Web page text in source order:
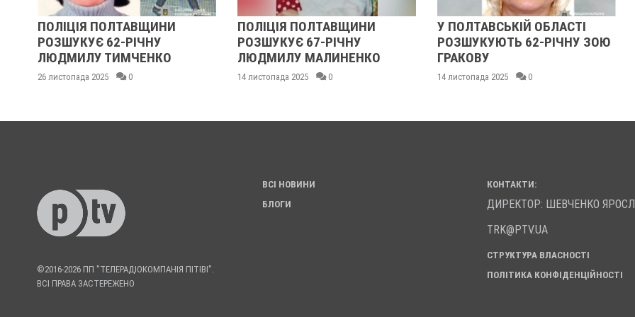
РІЧНУ
ПОЛІЦІЯ ПОЛТАВЩИНИ
РОЗШУКУЄ 67-РІЧНУ
ЛЮДМИЛУ МАЛИНЕНКО
14 листопада 2025
У ПОЛТАВСЬКІЙ ОБЛАСТІ
РОЗШУКУЮТЬ 62-РІЧНУ ЗОЮ
ГРАКОВУ
14 листопада 2025
У ПОЛТАВСЬКІЙ
РОЗШУКУЮТЬ 82-
13 листопада 2025
©2016-2026 ПП "ТЕЛЕРАДІОКОМПАНІЯ ПІТІВІ".
ВСІ ПРАВА ЗАСТЕРЕЖЕНО
ВСІ НОВИНИ
БЛОГИ
КОНТАКТИ:
ДИРЕКТОР: ШЕВЧЕНКО
TRK@PTV.UA
СТРУКТУРА ВЛАСНОСТІ
ПОЛІТИКА КОНФІДЕНЦІЙНОСТІ